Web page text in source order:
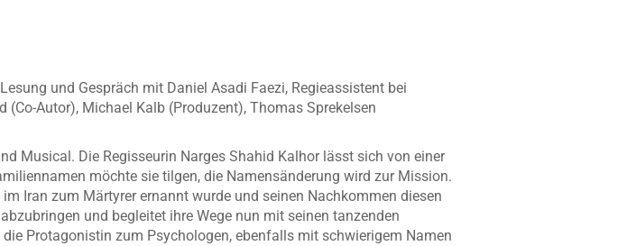
und Gespräch mit Daniel Asadi Faezi, Regieassistent bei
(Co-Autor), Michael Kalb (Produzent), Thomas Sprekelsen
Musical. Die Regisseurin Narges Shahid Kalhor lässt sich von einer
möchte sie tilgen, die Namensänderung wird zur Mission.
Iran zum Märtyrer ernannt wurde und seinen Nachkommen diesen
und begleitet ihre Wege nun mit seinen tanzenden
Protagonistin zum Psychologen, ebenfalls mit schwierigem Namen